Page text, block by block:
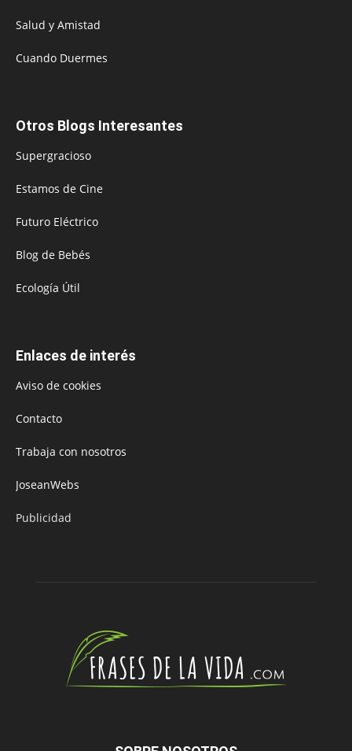
Salud y Amistad
Cuando Duermes
Otros Blogs Interesantes
Supergracioso
Estamos de Cine
Futuro Eléctrico
Blog de Bebés
Ecología Útil
Enlaces de interés
Aviso de cookies
Contacto
Trabaja con nosotros
JoseanWebs
Publicidad